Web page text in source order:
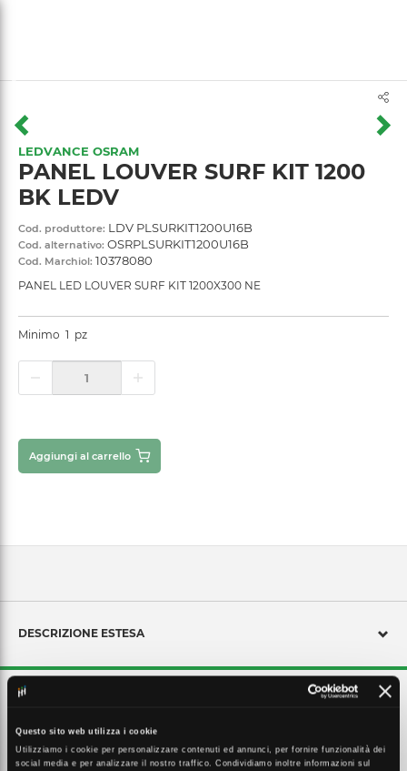
Questo sito web utilizza i cookie
Utilizziamo i cookie per personalizzare contenuti ed annunci, per fornire funzionalità dei
social media e per analizzare il nostro traffico. Condividiamo inoltre informazioni sul
LEDVANCE OSRAM
PANEL LOUVER SURF KIT 1200
BK LEDV
Cod. produttore: LDV PLSURKIT1200U16B
Cod. alternativo: OSRPLSURKIT1200U16B
Cod. Marchiol: 10378080
PANEL LED LOUVER SURF KIT 1200X300 NE
Minimo 1 pz
Aggiungi al carrello
DESCRIZIONE ESTESA
Panel luminaires. : Extruded aluminum frame. : Easy installation.